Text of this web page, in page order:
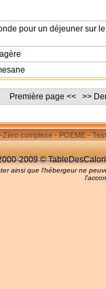
pour un déjeuner sur le
Première page << >>
-Zéro complexe-POEME-
2009 ©
ainsi que l'hébergeur ne